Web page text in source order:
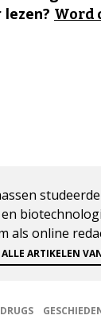
Word
als online
ALLE ARTIKELEN
DRUGS